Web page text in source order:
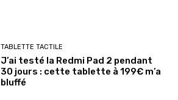
TABLETTE TACTILE
J’ai testé la Redmi Pad 2 pendant
30 jours : cette tablette à 199€ m’a
bluffé